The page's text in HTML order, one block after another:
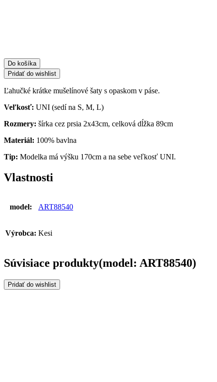
Do košíka
Pridať do wishlist
Ľahučké krátke mušelínové šaty s opaskom v páse.
Veľkosť: UNI (sedí na S, M, L)
Rozmery: šírka cez prsia 2x43cm, celková dĺžka 89cm
Materiál: 100% bavlna
Tip: Modelka má výšku 170cm a na sebe veľkosť UNI.
Vlastnosti
model: ART88540
Výrobca: Kesi
Súvisiace produkty(model: ART88540)
Pridať do wishlist